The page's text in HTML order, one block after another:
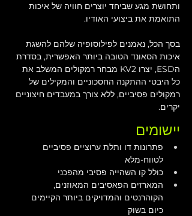
ותחושת מגע שביחד יוצרים חוויה של איכות
התואמת את ביצועי האודיו.
בסך הכל, נאמנים לפילוסופיה שלהם להשגת
איכות הסאונד הטובה ביותר האפשרית, בסדרת
הESD, יצרו KV2 מבחר רמקולים המשלב את
כל היבטי ההתקנה החסכוניים והמקילים של
רמקולים פסיביים, ללא צורך במעבדים חיצוניים
יקרים.
יישומים
פתרונות דו ותלת ערוציים פסיביים
לטווח-מלא
כולל קו השהייה פסיבי מהפכני
המארזים הפאסיבים המאוזנים,
הקוהרנטים והמדויקים ביותר הקיימים
כיום בשוק